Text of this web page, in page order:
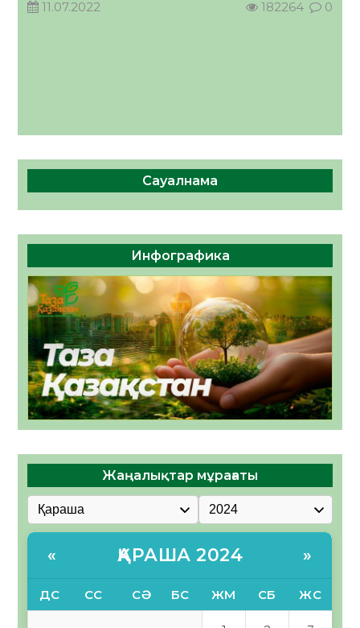
11.07.2022
182264 0
Сауалнама
Инфографика
Жаңалықтар мұрағаты
« ҚАРАША 2024 »
ДС СС СӘ БС ЖМ СБ ЖС